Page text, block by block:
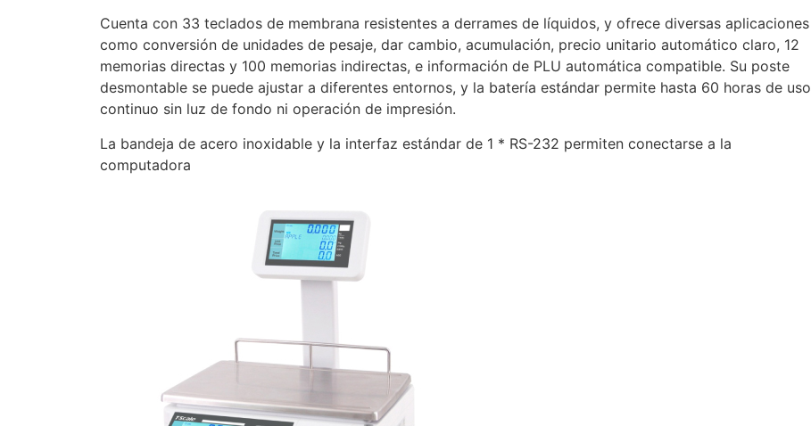
Cuenta con 33 teclados de membrana resistentes a derrames de líquidos, y ofrece diversas aplicaciones
como conversión de unidades de pesaje, dar cambio, acumulación, precio unitario automático claro, 12
memorias directas y 100 memorias indirectas, e información de PLU automática compatible. Su poste
desmontable se puede ajustar a diferentes entornos, y la batería estándar permite hasta 60 horas de uso
continuo sin luz de fondo ni operación de impresión.
La bandeja de acero inoxidable y la interfaz estándar de 1 * RS-232 permiten conectarse a la
computadora